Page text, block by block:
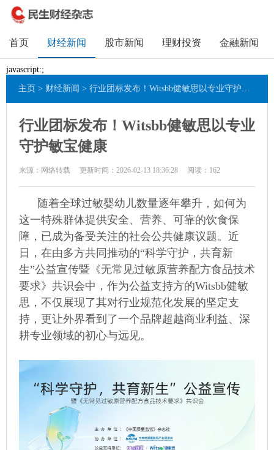
首页 财经新闻 股市新闻 理财投资 金融新闻
javascript:;
主页 > 财经新闻 > 行业团标发布！Witsbb健敏思以专业守护敏宝健康
行业团标发布！Witsbb健敏思以专业
守护敏宝健康
来源：网络转载 更新时间：2026-02-13 18:36:28 阅读： 162
随着全球过敏婴幼儿数量逐年攀升，如何为
这一特殊群体提供安全、营养、可靠的饮食保
障，已成为备受关注的社会公共健康议题。近
日，在由多方共同推动的“科学守护，共育新
生”公益宣传暨《无常见过敏原营养配方食品技术
要求》共识会中，作为公益支持方的Witsbb健敏
思，不仅展现了其对行业规范化发展的坚定支
持，更让外界看到了一个品牌超越商业利益、深
耕专业领域的初心与远见。